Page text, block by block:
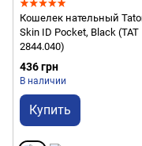
Кошелек нательный
Skin ID Pocket, Black (TAT
2844.040)
436 грн
В наличии
Купить